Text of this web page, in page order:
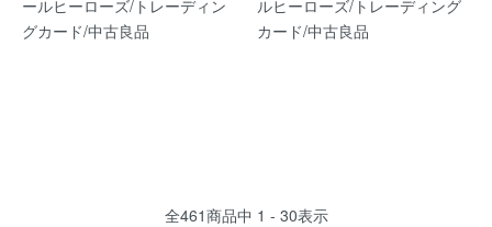
ールヒーローズ/トレーディン
グカード/中古良品
ルヒーローズ/トレーディング
カード/中古良品
全461商品中 1 - 30表示